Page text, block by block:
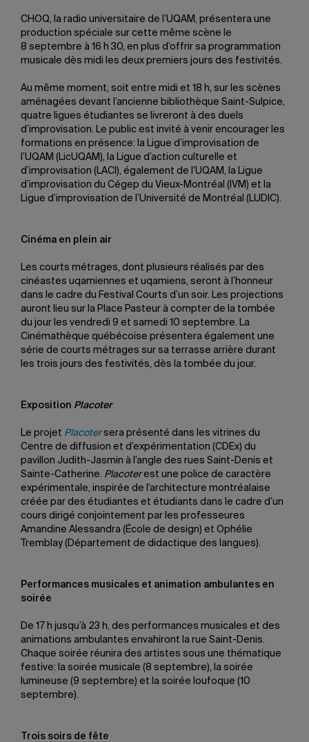
CHOQ, la radio universitaire de l’UQAM, présentera une
production spéciale sur cette même scène le
8 septembre à 16 h 30, en plus d’offrir sa programmation
musicale dès midi les deux premiers jours des festivités.
Au même moment, soit entre midi et 18 h, sur les scènes
aménagées devant l’ancienne bibliothèque Saint-Sulpice,
quatre ligues étudiantes se livreront à des duels
d’improvisation. Le public est invité à venir encourager les
formations en présence: la Ligue d’improvisation de
l’UQAM (LicUQAM), la Ligue d’action culturelle et
d’improvisation (LACI), également de l’UQAM, la Ligue
d’improvisation du Cégep du Vieux-Montréal (IVM) et la
Ligue d’improvisation de l’Université de Montréal (LUDIC).
Cinéma en plein air
Les courts métrages, dont plusieurs réalisés par des
cinéastes uqamiennes et uqamiens, seront à l’honneur
dans le cadre du Festival Courts d’un soir. Les projections
auront lieu sur la Place Pasteur à compter de la tombée
du jour les vendredi 9 et samedi 10 septembre. La
Cinémathèque québécoise présentera également une
série de courts métrages sur sa terrasse arrière durant
les trois jours des festivités, dès la tombée du jour.
Exposition Placoter
Le projet Placotersera présenté dans les vitrines du
Centre de diffusion et d’expérimentation (CDEx) du
pavillon Judith-Jasmin à l’angle des rues Saint-Denis et
Sainte-Catherine. Placoterest une police de caractère
expérimentale, inspirée de l’architecture montréalaise
créée par des étudiantes et étudiants dans le cadre d’un
cours dirigé conjointement par les professeures
Amandine Alessandra (École de design) et Ophélie
Tremblay (Département de didactique des langues).
Performances musicales et animation ambulantes en
soirée
De 17 h jusqu’à 23 h, des performances musicales et des
animations ambulantes envahiront la rue Saint-Denis.
Chaque soirée réunira des artistes sous une thématique
festive: la soirée musicale (8 septembre), la soirée
lumineuse (9 septembre) et la soirée loufoque (10
septembre).
Trois soirs de fête